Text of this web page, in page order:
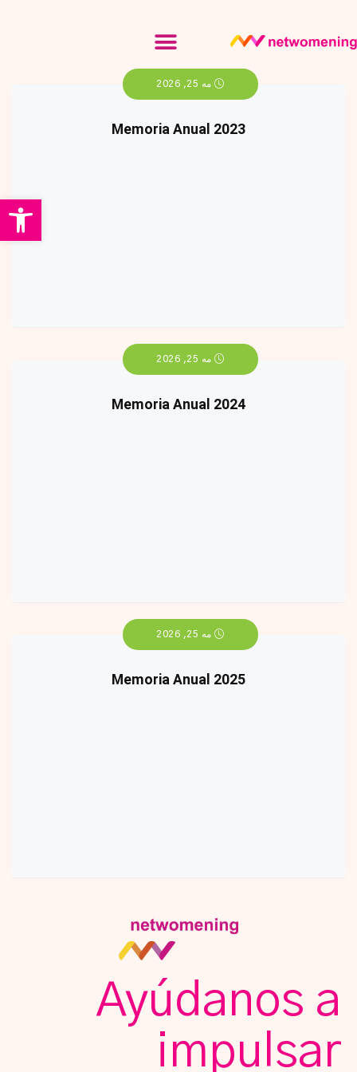
مه 25, 2026
Memoria Anual 2023
مه 25, 2026
Memoria Anual 2024
مه 25, 2026
Memoria Anual 2025
Ayúdanos a
impulsar